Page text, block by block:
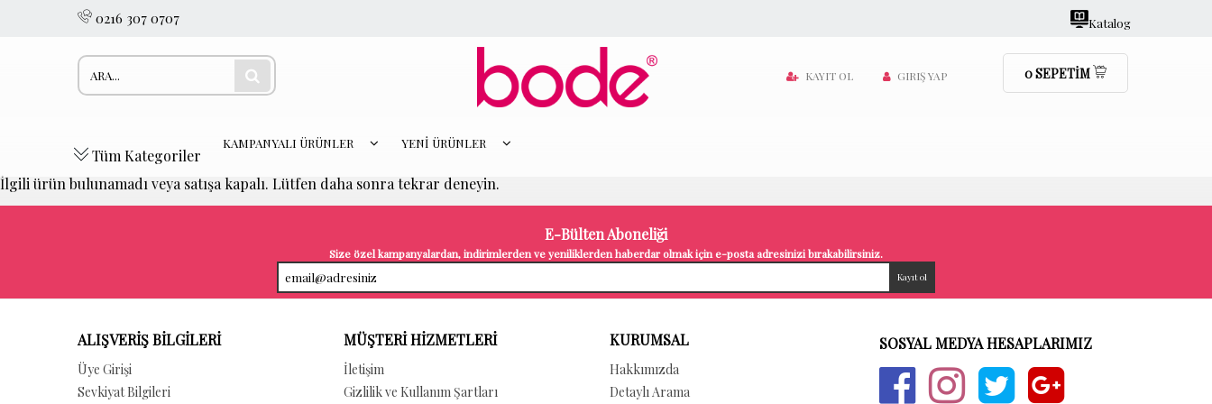
0216 307 0707 Katalog
KAYIT OL GIRIŞ YAP 0SEPETİM
Tüm Kategoriler
KAMPANYALI ÜRÜNLER YENİ ÜRÜNLER
İlgili ürün bulunamadı veya satışa kapalı. Lütfen daha sonra tekrar deneyin.
E-Bülten Aboneliği
Size özel kampanyalardan, indirimlerden ve yeniliklerden haberdar olmak için e-posta adresinizi bırakabilirsiniz.
ALIŞVERİŞ BİLGİLERİ
Üye Girişi
Sevkiyat Bilgileri
MÜŞTERİ HİZMETLERİ
İletişim
Gizlilik ve Kullanım Şartları
KURUMSAL
Hakkımızda
Detaylı Arama
SOSYAL MEDYA HESAPLARIMIZ